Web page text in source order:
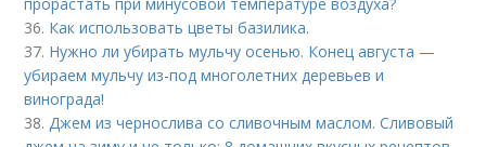
36. Как использовать цветы базилика.
37. Нужно ли убирать мульчу осенью. Конец августа —
убираем мульчу из-под многолетних деревьев и
винограда!
38.Джем из чернослива со сливочным маслом. Сливовый